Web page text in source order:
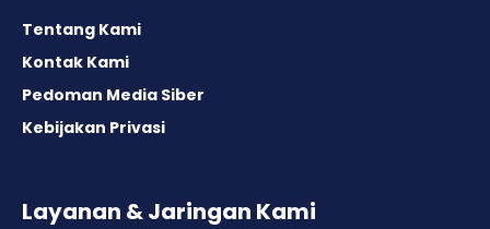
Tentang Kami
Kontak Kami
Pedoman Media Siber
Kebijakan Privasi
Layanan & Jaringan Kami